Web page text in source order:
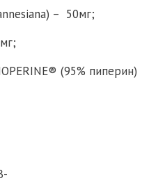
– 50мг;
(95% пиперин)